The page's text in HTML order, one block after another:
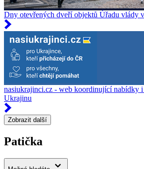
Dny otevřených dveří objektů Úřadu vlády
nasiukrajinci.cz - web koordinující nabídky
Ukrajinu
Zobrazit další
Patička